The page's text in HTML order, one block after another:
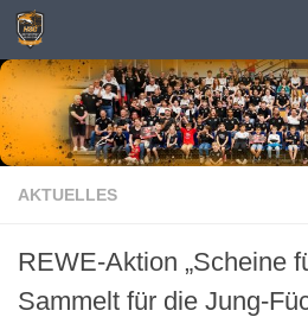
Zum Inhalt springen
AKTUELLES
REWE-Aktion „Scheine
Sammelt für die Jung-